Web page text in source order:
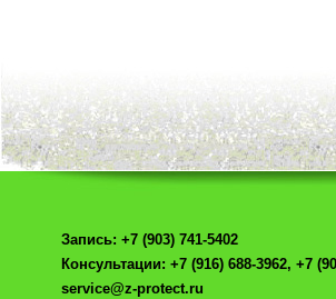
Запись: +7 (903) 741-5402
Консультации: +7 (916) 688-3962, +7
service@z-protect.ru